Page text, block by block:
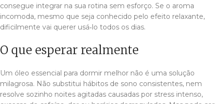
consegue integrar na sua rotina sem esforço. Se o aroma
incomoda, mesmo que seja conhecido pelo efeito relaxante,
dificilmente vai querer usá‑lo todos os dias.
O que esperar realmente
Um óleo essencial para dormir melhor não é uma solução
milagrosa. Não substitui hábitos de sono consistentes, nem
resolve sozinho noites agitadas causadas por stress intenso,